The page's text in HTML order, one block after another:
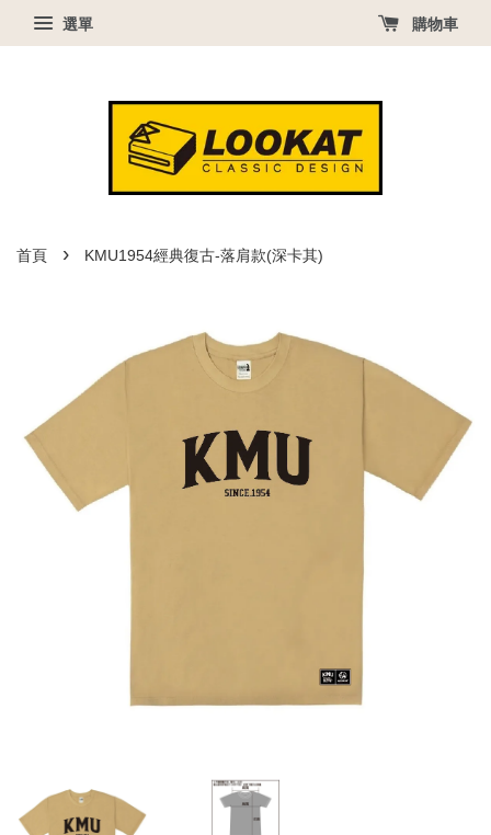
選單 購物車
首頁 › KMU1954經典復古-落肩款(深卡其)